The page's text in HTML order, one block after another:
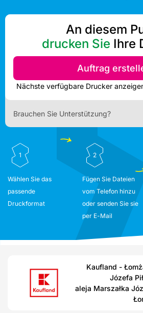
An diesem
drucken Sie Ihre
Auftrag
Brauchen Sie Unterstützung?
1
Wählen Sie das
passende
Druckformat
2
Fügen Sie Dateien
vom Telefon hinzu
oder senden Sie sie
per E-Mail
Kaufland -
Józefa
aleja Marszałka